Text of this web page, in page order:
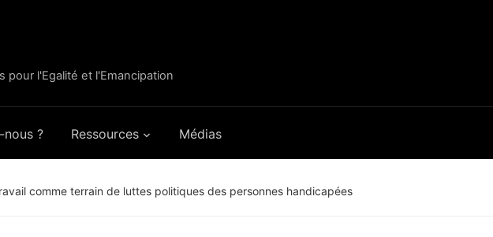
pour l'Egalité et l'Emancipation
nous ? Ressources Médias
comme terrain de luttes politiques des personnes handicapées